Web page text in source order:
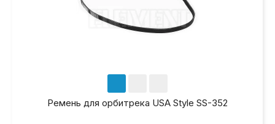
Ремень для орбитрека USA Style SS-352